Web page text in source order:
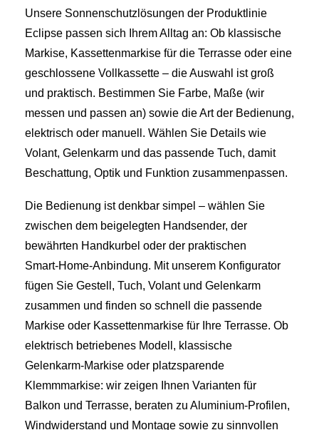
Unsere Sonnenschutzlösungen der Produktlinie
Eclipse passen sich Ihrem Alltag an: Ob klassische
Markise, Kassettenmarkise für die Terrasse oder eine
geschlossene Vollkassette – die Auswahl ist groß
und praktisch. Bestimmen Sie Farbe, Maße (wir
messen und passen an) sowie die Art der Bedienung,
elektrisch oder manuell. Wählen Sie Details wie
Volant, Gelenkarm und das passende Tuch, damit
Beschattung, Optik und Funktion zusammenpassen.
Die Bedienung ist denkbar simpel – wählen Sie
zwischen dem beigelegten Handsender, der
bewährten Handkurbel oder der praktischen
Smart‑Home‑Anbindung. Mit unserem Konfigurator
fügen Sie Gestell, Tuch, Volant und Gelenkarm
zusammen und finden so schnell die passende
Markise oder Kassettenmarkise für Ihre Terrasse. Ob
elektrisch betriebenes Modell, klassische
Gelenkarm‑Markise oder platzsparende
Klemmmarkise: wir zeigen Ihnen Varianten für
Balkon und Terrasse, beraten zu Aluminium‑Profilen,
Windwiderstand und Montage sowie zu sinnvollen